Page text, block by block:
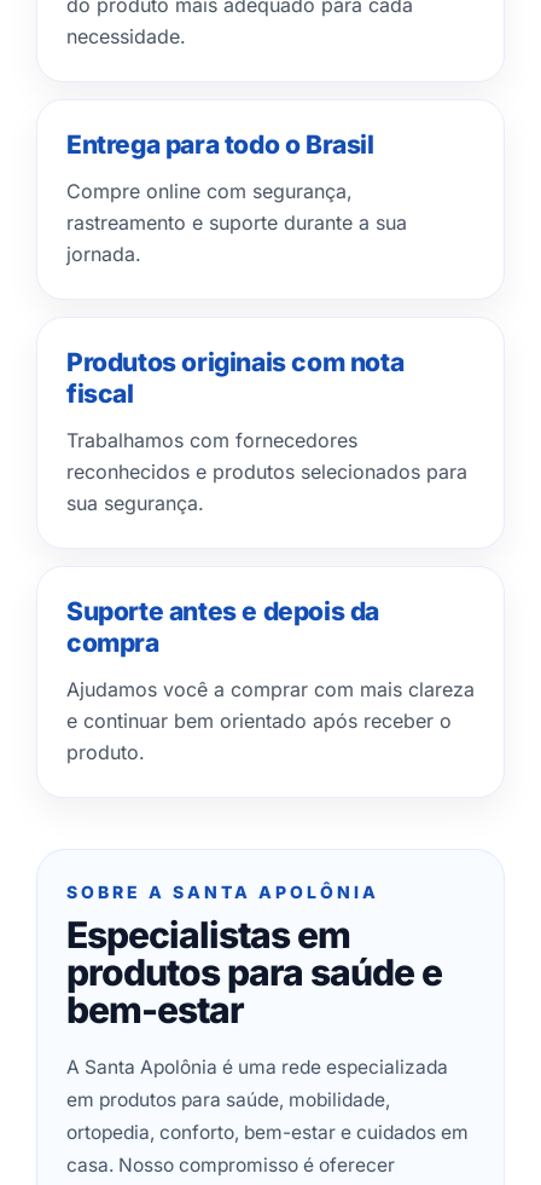
do produto mais adequado para cada
necessidade.
Entrega para todo o Brasil
Compre online com segurança,
rastreamento e suporte durante a sua
jornada.
Produtos originais com nota
fiscal
Trabalhamos com fornecedores
reconhecidos e produtos selecionados para
sua segurança.
Suporte antes e depois da
compra
Ajudamos você a comprar com mais clareza
e continuar bem orientado após receber o
produto.
SOBRE A SANTA APOLÔNIA
Especialistas em
produtos para saúde e
bem-estar
A Santa Apolônia é uma rede especializada
em produtos para saúde, mobilidade,
ortopedia, conforto, bem-estar e cuidados em
casa. Nosso compromisso é oferecer